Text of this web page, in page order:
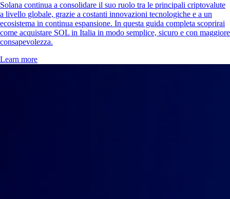
Solana continua a consolidare il suo ruolo tra le principali criptovalute
a livello globale, grazie a costanti innovazioni tecnologiche e a un
ecosistema in continua espansione. In questa guida completa scoprirai
come acquistare SOL in Italia in modo semplice, sicuro e con maggiore
consapevolezza.
Learn more